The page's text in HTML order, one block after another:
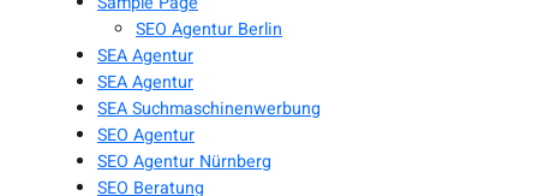
SEO Agentur Berlin
SEA Agentur
SEA Agentur
SEA Suchmaschinenwerbung
SEO Agentur
SEO Agentur Nürnberg
SEO Beratung